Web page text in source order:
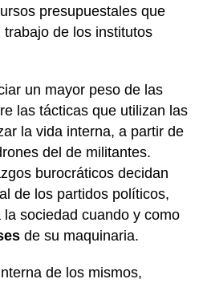
presupuestales que
de los institutos
un mayor peso de las
las tácticas que utilizan las
la vida interna, a partir de
del de militantes.
burocráticos decidan
de los partidos políticos,
sociedad cuando y como
de su maquinaria.
de los mismos,